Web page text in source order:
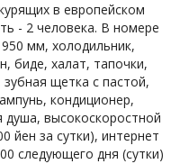
в европейском
- 2 человека. В номере
мм, холодильник,
биде, халат, тапочки,
щетка с пастой,
кондиционер,
высокоскоростной
йен за сутки), интернет
следующего дня (сутки)